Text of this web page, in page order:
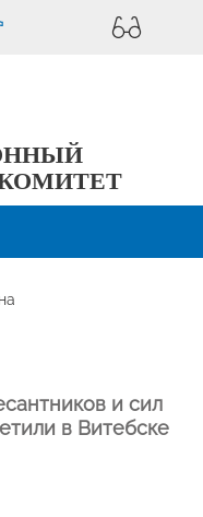
и сил
в Витебске